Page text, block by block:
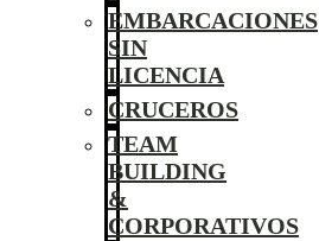
EMBARCACIONES
SIN
LICENCIA
CRUCEROS
TEAM
BUILDING
&
CORPORATIVOS